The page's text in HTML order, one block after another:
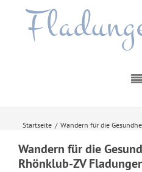
Startseite / Wandern für die
Wandern für die
Rhönklub-ZV